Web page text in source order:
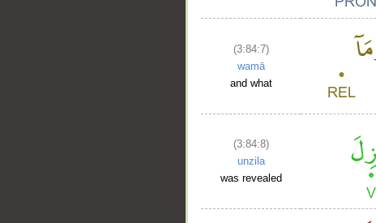
(3:84:7)
wamā
and what
(3:84:8)
unzila
was revealed